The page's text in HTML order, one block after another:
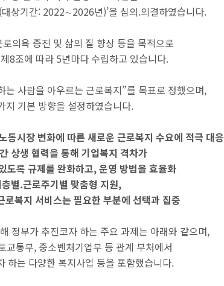
상기간: 2022∼2026년)’을 심의.의결하였습니다.
의욕 증진 및 삶의 질 향상 등을 목적으로
8조에 따라 5년마다 수립하고 있습니다.
는 사람을 아우르는 근로복지”를 목표로 정했으며,
지 기본 방향을 설정하였습니다.
시장 변화에 따른 새로운 근로복지 수요에 적극 대응
상생 협력을 통해 기업복지 격차가
도록 규제를 완화하고, 운영 방법을 효율화
별.근로주기별 맞춤형 지원,
로복지 서비스는 필요한 부분에 선택과 집중
정부가 추진코자 하는 주요 과제는 아래와 같으며,
교통부, 중소벤처기업부 등 관계 부처에서
하는 다양한 복지사업 등을 포함했습니다.